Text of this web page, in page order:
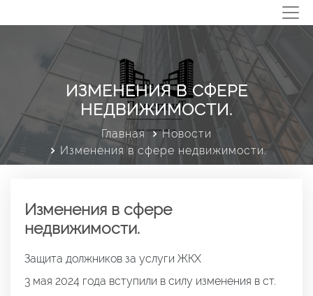
ИЗМЕНЕНИЯ В СФЕРЕ
НЕДВИЖИМОСТИ.
Главная
Новости
Изменения в сфере недвижимости.
Изменения в сфере
недвижимости.
Защита должников за услуги ЖКХ
3 мая 2024 года вступили в силу изменения в ст.